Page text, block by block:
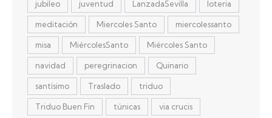
jubileo juventud LanzadaSevilla loteria
meditación Miercoles Santo miercolessanto
misa MiércolesSanto Miércoles Santo
navidad peregrinacion Quinario
santísimo Traslado triduo
Triduo Buen Fin túnicas via crucis